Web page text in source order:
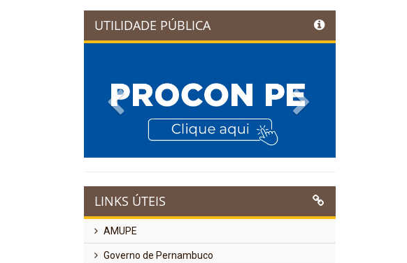
UTILIDADE PÚBLICA
Previous
LINKS ÚTEIS
AMUPE
Governo de Pernambuco